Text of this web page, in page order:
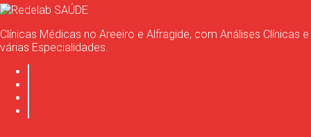
Clínicas Médicas no Areeiro e Alfragide, com Análises Clínicas e
várias Especialidades.